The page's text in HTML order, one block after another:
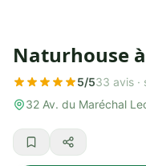
Naturhouse
5/533 avis ·
32 Av. du Maréchal